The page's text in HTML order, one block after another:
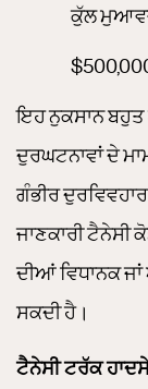
ਕੁੱਲ
ਇਹ ਨੁਕਸਾਨ
ਦੁਰਘਟਨਾਵਾਂ ਦੇ
ਗੰਭੀਰ
ਜਾਣਕਾਰੀ ਟੈਨੇਸੀ
ਦੀਆਂ ਵਿਧਾਨਕ ਜਾਂ
ਸਕਦੀ ਹੈ।
ਟੈਨੇਸੀ ਟਰੱਕ